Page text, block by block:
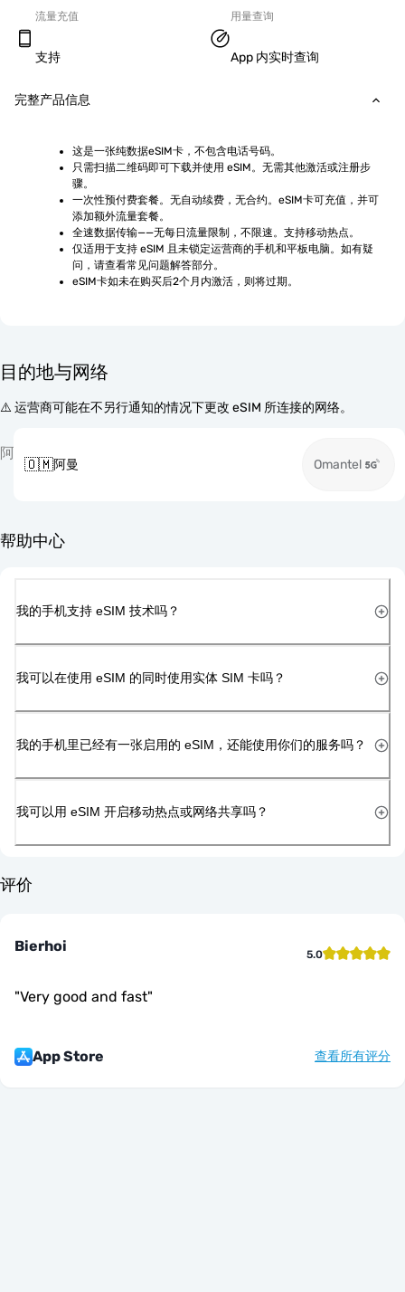
流量充值
支持
用量查询
App 内实时查询
完整产品信息
这是一张纯数据eSIM卡，不包含电话号码。
只需扫描二维码即可下载并使用 eSIM。无需其他激活或注册步
骤。
一次性预付费套餐。无自动续费，无合约。eSIM卡可充值，并可
添加额外流量套餐。
全速数据传输——无每日流量限制，不限速。支持移动热点。
仅适用于支持 eSIM 且未锁定运营商的手机和平板电脑。如有疑
问，请查看常见问题解答部分。
eSIM卡如未在购买后2个月内激活，则将过期。
目的地与网络
⚠️ 运营商可能在不另行通知的情况下更改 eSIM 所连接的网络。
阿
🇴🇲阿曼 Omantel
帮助中心
我的手机支持 eSIM 技术吗？
我可以在使用 eSIM 的同时使用实体 SIM 卡吗？
我的手机里已经有一张启用的 eSIM，还能使用你们的服务吗？
我可以用 eSIM 开启移动热点或网络共享吗？
评价
Bierhoi 5.0
"Very good and fast"
App Store 查看所有评分